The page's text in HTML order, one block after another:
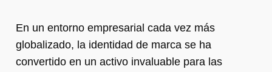
En un entorno empresarial cada vez más
globalizado, la identidad de marca se ha
convertido en un activo invaluable para las